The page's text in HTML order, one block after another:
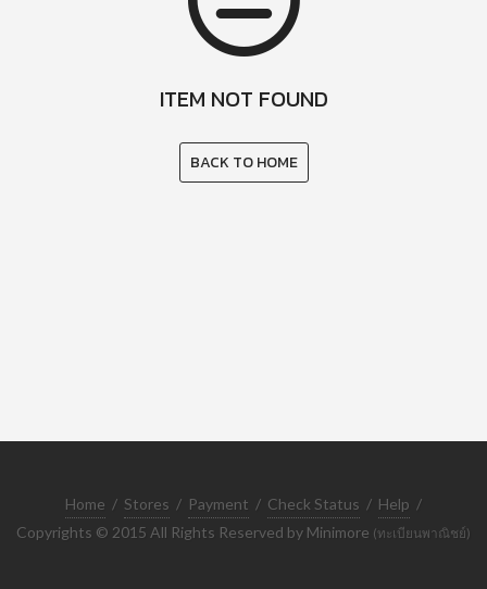
ITEM NOT FOUND
BACK TO HOME
Home / Stores / Payment / Check Status / Help /
Copyrights © 2015 All Rights Reserved by Minimore (ทะเบียนพาณิชย์)